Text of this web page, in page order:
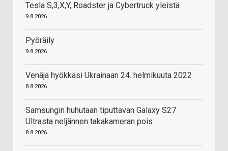
Tesla S,3,X,Y, Roadster ja Cybertruck yleistä
9.8.2026
Pyöräily
9.8.2026
Venäjä hyökkäsi Ukrainaan 24. helmikuuta 2022
8.8.2026
Samsungin huhutaan tiputtavan Galaxy S27
Ultrasta neljännen takakameran pois
8.8.2026